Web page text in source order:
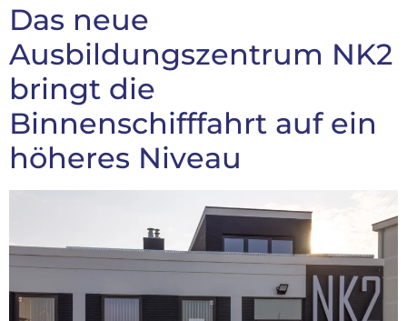
Das neue
Ausbildungszentrum NK2
bringt die
Binnenschifffahrt auf ein
höheres Niveau